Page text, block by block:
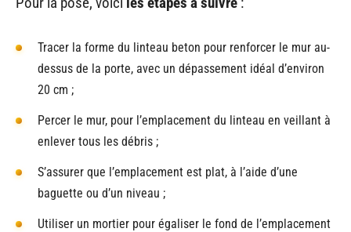
Tracer la forme du linteau beton pour renforcer le mur au-
dessus de la porte, avec un dépassement idéal d’environ
20 cm ;
Percer le mur, pour l’emplacement du linteau en veillant à
enlever tous les débris ;
S’assurer que l’emplacement est plat, à l’aide d’une
baguette ou d’un niveau ;
Utiliser un mortier pour égaliser le fond de l’emplacement